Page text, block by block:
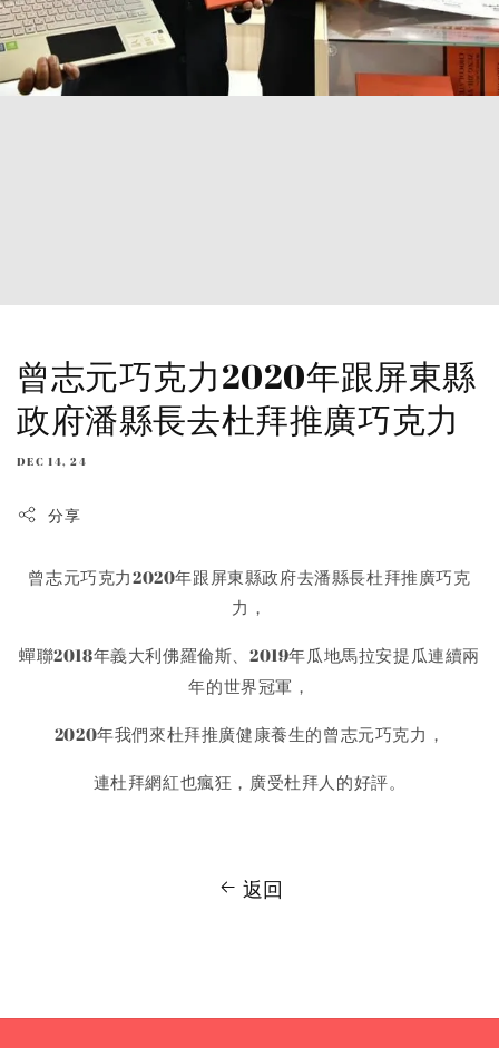
曾志元巧克力2020年跟屏東縣
政府潘縣長去杜拜推廣巧克力
DEC 14, 24
分享
曾志元巧克力2020年跟屏東縣政府去潘縣長杜拜推廣巧克
力 ，
蟬聯2018年義大利佛羅倫斯
2019年瓜地馬拉安提瓜連續兩
年的世界冠軍 ，
2020年我們來杜拜推廣健康養生的曾志元巧克力 ，
連杜拜網紅也瘋狂 ， 廣受杜拜人的好評。
返回